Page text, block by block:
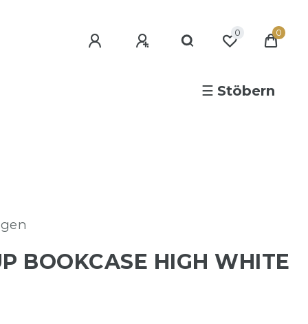
0
0
☰ Stöbern
BOOKCASE HIGH WHITE